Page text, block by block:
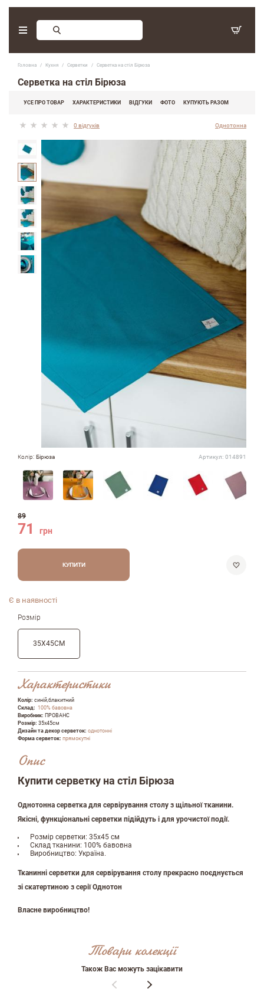
Головна Кухня Серветки Серветка на стіл Бiрюза
Серветка на стіл Бiрюза
УСЕ ПРО ТОВАР ХАРАКТЕРИСТИКИ ВІДГУКИ ФОТО КУПУЮТЬ РАЗОМ
0 відгуків Однотонна
Колір: Бірюза Артикул: 014891
89
71 грн
КУПИТИ
Є в наявності
Розмір
35Х45СМ
Характеристики
Колір: cиній,блакитний
Склад: 100% бавовна
Виробник: ПРОВАНС
Розмір: 35х45см
Дизайн та декор серветок: однотонні
Форма серветок: прямокутні
Опис
Купити серветку на стіл Бiрюза
Однотонна серветка для сервірування столу з щільної тканини.
Якісні, функціональні серветки підійдуть і для урочистої події.
Розмір серветки: 35х45 см
Склад тканини: 100% бавовна
Виробництво: Україна.
Тканинні серветки для сервірування столу прекрасно поєднується
зі скатертиною з серії Однотон
Власне виробництво!
Товари колекції
Також Вас можуть зацікавити
Замовлення зворотнього дзвінку
(097) 416-90-33
(066) 339-07-15
Залишити вiдгук про магазин
ПІБ
email